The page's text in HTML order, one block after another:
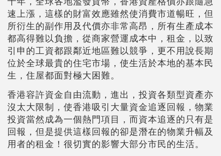
速上漲，這樣的財富效應雖然使消費市道暢旺，但
所衍生的副作用及代價亦非常高昂，所有生產成本
都高得難以負擔，從商家營運成本中，租金，以致
引申的工資都跟鄰近地區難以競爭，更不用說長期
位於全球最貴的住宅市場，使生活於本地的基本民
生，住屋都面對極大困難。
香港容許資金自由流動，進出，投資各類型資產亦
沒太大限制，使香港吸引大量資金追逐回報，物業
投資當然成為一個熱門項目，而資本追逐的只有是
回報，但是提供這樣回報的卻是潛在的物業升幅及
用者的租金！很切實的影響大部分市民的生活。